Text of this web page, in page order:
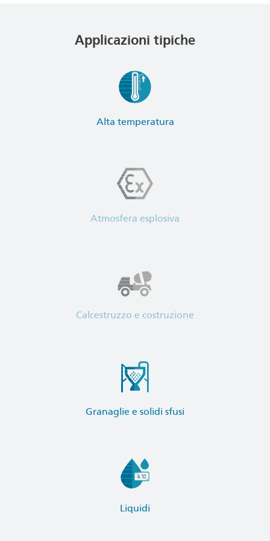
Applicazioni tipiche
Alta temperatura
Atmosfera esplosiva
Calcestruzzo e costruzione
Granaglie e solidi sfusi
Liquidi